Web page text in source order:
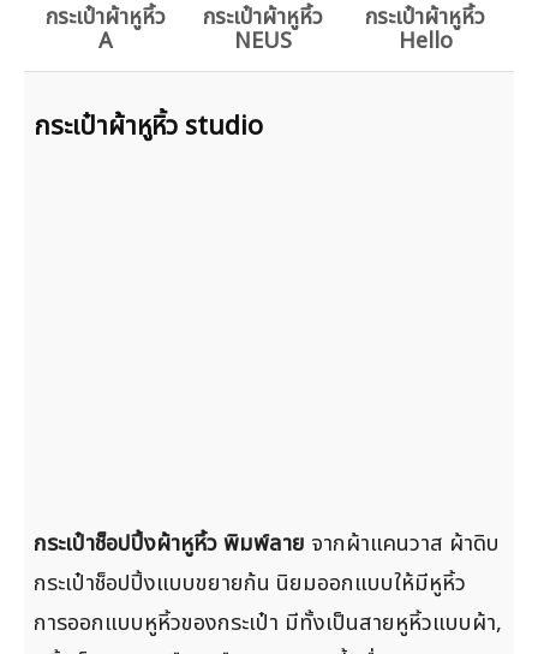
กระเป๋าผ้าหูหิ้ว
A
กระเป๋าผ้าหูหิ้ว
NEUS
กระเป๋าผ้าหูหิ้ว
Hello
กระเป๋าผ้าหูหิ้ว studio
กระเป๋าช็อปปิ้งผ้าหูหิ้ว พิมพ์ลาย จากผ้าแคนวาส ผ้าดิบ
กระเป๋าช็อปปิ้งแบบขยายก้น นิยมออกแบบให้มีหูหิ้ว
การออกแบบหูหิ้วของกระเป๋า มีทั้งเป็นสายหูหิ้วแบบผ้า,